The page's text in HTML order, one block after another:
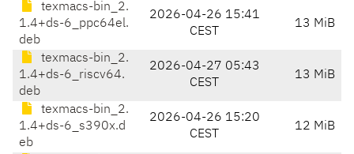
texmacs-bin_2.
1.4+ds-6_ppc64el.
deb
2026-04-26 15:41
CEST
13 MiB
texmacs-bin_2.
1.4+ds-6_riscv64.
deb
2026-04-27 05:43
CEST
13 MiB
texmacs-bin_2.
1.4+ds-6_s390x.d
eb
2026-04-26 15:20
CEST
12 MiB